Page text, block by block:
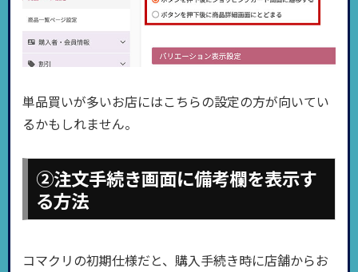
単品買いが多いお店にはこちらの設定の方が向いてい
るかもしれません。
②注文手続き画面に備考欄を表示す
る方法
コマクリの初期仕様だと、購入手続き時に店舗からお